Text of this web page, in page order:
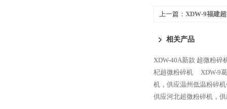
上一篇： XDW-9福建
相关产品
XDW-40A新款 超微粉碎
杞超微粉碎机
XDW-9
机，供应温州低温粉碎
供应河北超微粉碎机，